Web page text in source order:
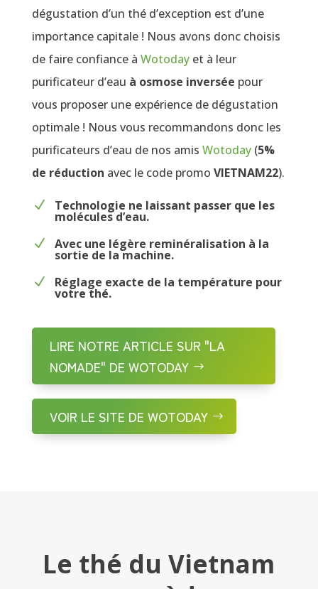
dégustation d’un thé d’exception est d’une
importance capitale ! Nous avons donc choisis
de faire confiance à Wotodayet à leur
purificateur d’eau à osmose inversée pour
vous proposer une expérience de dégustation
optimale ! Nous vous recommandons donc les
purificateurs d’eau de nos amis Wotoday(5%
de réduction avec le code promo VIETNAM22).
N Technologie ne laissant passer que les
molécules d’eau.
N Avec une légère reminéralisation à la
sortie de la machine.
N Réglage exacte de la température pour
votre thé.
LIRE NOTRE ARTICLE SUR "LA
NOMADE" DE WOTODAY
VOIR LE SITE DE WOTODAY
Le thé du Vietnam